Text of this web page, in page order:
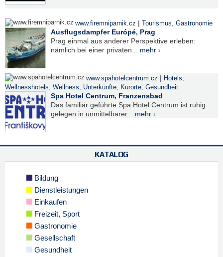
www.firemniparnik.cz | Tourismus, Gastronomie
Ausflugsdampfer Európé, Prag
Prag einmal aus anderer Perspektive erleben:
nämlich bei einer privaten... mehr ›
www.spahotelcentrum.cz | Hotels,
Wellnesshotels, Wellness, Unterkünfte, Kurorte, Gesundheit
Spa Hotel Centrum, Franzensbad
Das familiär geführte Spa Hotel Centrum ist ruhig
gelegen in unmittelbarer... mehr ›
KATALOG
Bildung
Dienstleistungen
Einkaufen
Freizeit, Sport
Gastronomie
Gesellschaft
Gesundheit